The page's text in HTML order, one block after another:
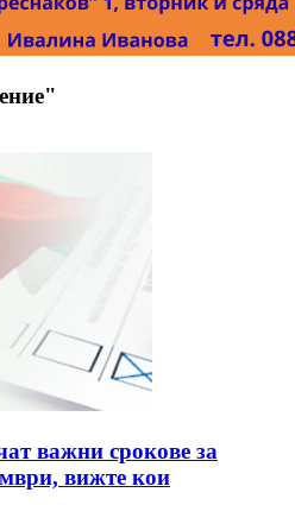
важни срокове за
вижте кои